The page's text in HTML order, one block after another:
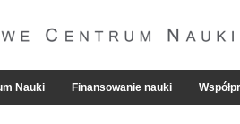
Nauki Finansowanie nauki